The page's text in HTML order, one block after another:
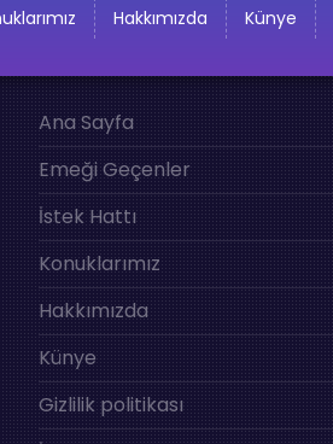
Hakkımızda Künye
Ana Sayfa
Emeği Geçenler
İstek Hattı
Konuklarımız
Hakkımızda
Künye
Gizlilik politikası